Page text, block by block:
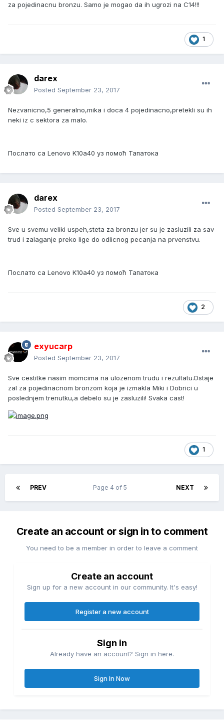
za pojedinacnu bronzu. Samo je mogao da ih ugrozi na C14!!!
1
darex
Posted September 23, 2017
Nezvanicno,5 generalno,mika i doca 4 pojedinacno,pretekli su ih
neki iz c sektora za malo.
Послато са Lenovo K10a40 уз помоћ Тапатока
darex
Posted September 23, 2017
Sve u svemu veliki uspeh,steta za bronzu jer su je zasluzili za sav
trud i zalaganje preko lige do odlicnog pecanja na prvenstvu.
Послато са Lenovo K10a40 уз помоћ Тапатока
2
exyucarp
Posted September 23, 2017
Sve cestitke nasim momcima na ulozenom trudu i rezultatu.Ostaje
zal za pojedinacnom bronzom koja je izmakla Miki i Dobrici u
poslednjem trenutku,a debelo su je zasluzili! Svaka cast!
1
PREV NEXT
Page 4 of 5
Create an account or sign in to comment
You need to be a member in order to leave a comment
Create an account
Sign up for a new account in our community. It's easy!
Register a new account
Sign in
Already have an account? Sign in here.
Sign In Now